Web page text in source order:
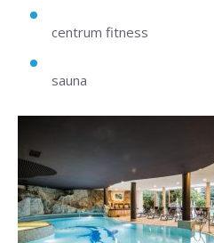
centrum fitness
sauna